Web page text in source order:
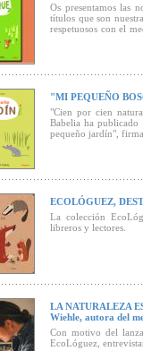
Os presentamos las
títulos que son
respetuosos con el
"MI PEQUEÑO
"Cien por cien
Babelia ha
pequeño jardín",
ECOLÓGUEZ,
La colección
libreros y lectores.
LA NATURALEZA
Wiehle, autora del
Con motivo del
EcoLóguez,